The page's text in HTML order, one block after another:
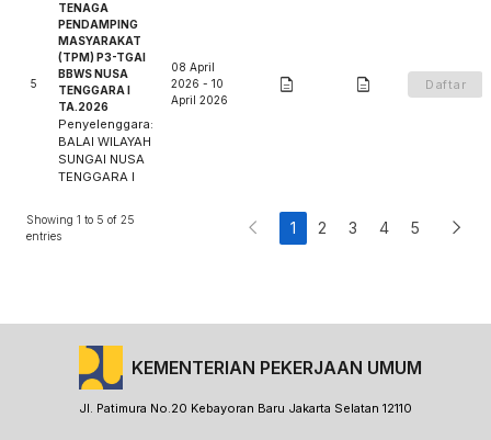
5
TENAGA
PENDAMPING
MASYARAKAT
(TPM) P3-TGAI
BBWS NUSA
TENGGARA I
TA.2026
Penyelenggara:
BALAI WILAYAH
SUNGAI NUSA
TENGGARA I
08 April
2026 - 10
April 2026
  Daftar
Showing 1 to 5 of 25
entries
 1 2 3 4 5 
KEMENTERIAN PEKERJAAN UMUM
Jl. Patimura No.20 Kebayoran Baru Jakarta Selatan 12110